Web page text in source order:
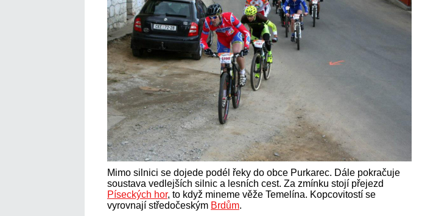
Mimo silnici se dojede podél řeky do obce Purkarec. Dále pokračuje
soustava vedlejších silnic a lesních cest. Za zmínku stojí přejezd
Píseckých hor, to když mineme věže Temelína. Kopcovitostí se
vyrovnají středočeským Brdům.